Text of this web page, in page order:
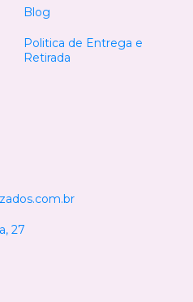
Blog
Politica de Entrega e
Retirada
27